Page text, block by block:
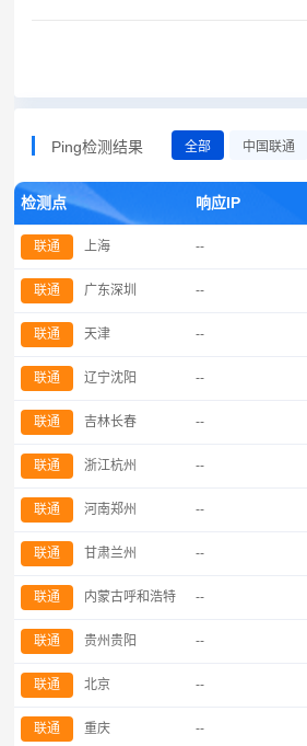
Ping检测结果 全部 中国联通
检测点 响应IP
联通 上海 --
联通 广东深圳 --
联通 天津 --
联通 辽宁沈阳 --
联通 吉林长春 --
联通 浙江杭州 --
联通 河南郑州 --
联通 甘肃兰州 --
联通 内蒙古呼和浩特 --
联通 贵州贵阳 --
联通 北京 --
联通 重庆 --